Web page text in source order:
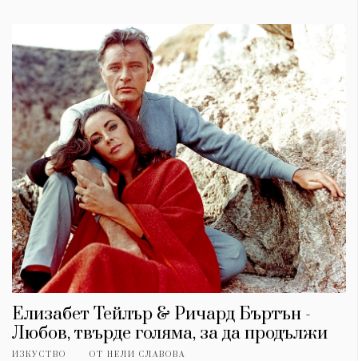
Елизабет Тейлър & Ричард Бъртън -
Любов, твърде голяма, за да продължи
ИЗКУСТВО ОТ НЕЛИ СЛАВОВА